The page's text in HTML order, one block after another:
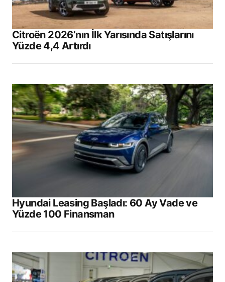
Citroën 2026’nın İlk Yarısında Satışlarını
Yüzde 4,4 Artırdı
Hyundai Leasing Başladı: 60 Ay Vade ve
Yüzde 100 Finansman